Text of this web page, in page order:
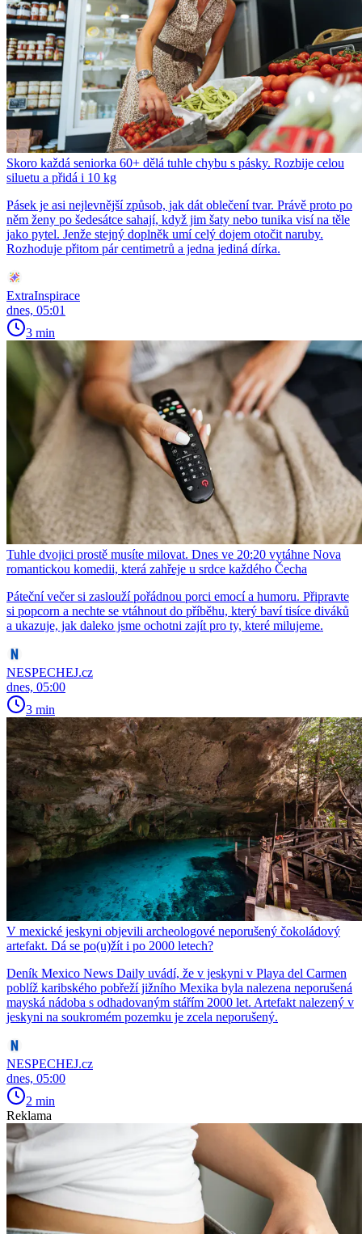
Skoro každá seniorka 60+ dělá tuhle chybu s pásky. Rozbije celou
siluetu a přidá i 10 kg
Pásek je asi nejlevnější způsob, jak dát oblečení tvar. Právě proto po
něm ženy po šedesátce sahají, když jim šaty nebo tunika visí na těle
jako pytel. Jenže stejný doplněk umí celý dojem otočit naruby.
Rozhoduje přitom pár centimetrů a jedna jediná dírka.
ExtraInspirace
dnes, 05:01
3 min
Tuhle dvojici prostě musíte milovat. Dnes ve 20:20 vytáhne Nova
romantickou komedii, která zahřeje u srdce každého Čecha
Páteční večer si zaslouží pořádnou porci emocí a humoru. Připravte
si popcorn a nechte se vtáhnout do příběhu, který baví tisíce diváků
a ukazuje, jak daleko jsme ochotni zajít pro ty, které milujeme.
NESPECHEJ.cz
dnes, 05:00
3 min
V mexické jeskyni objevili archeologové neporušený čokoládový
artefakt. Dá se po(u)žít i po 2000 letech?
Deník Mexico News Daily uvádí, že v jeskyni v Playa del Carmen
poblíž karibského pobřeží jižního Mexika byla nalezena neporušená
mayská nádoba s odhadovaným stářím 2000 let. Artefakt nalezený v
jeskyni na soukromém pozemku je zcela neporušený.
NESPECHEJ.cz
dnes, 05:00
2 min
Reklama